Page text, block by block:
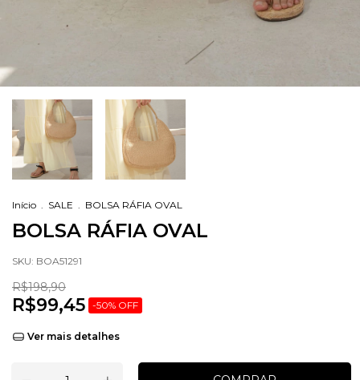
Início . SALE . BOLSA RÁFIA OVAL
BOLSA RÁFIA OVAL
SKU: BOA51291
R$198,90
R$99,45 -50% OFF
Ver mais detalhes